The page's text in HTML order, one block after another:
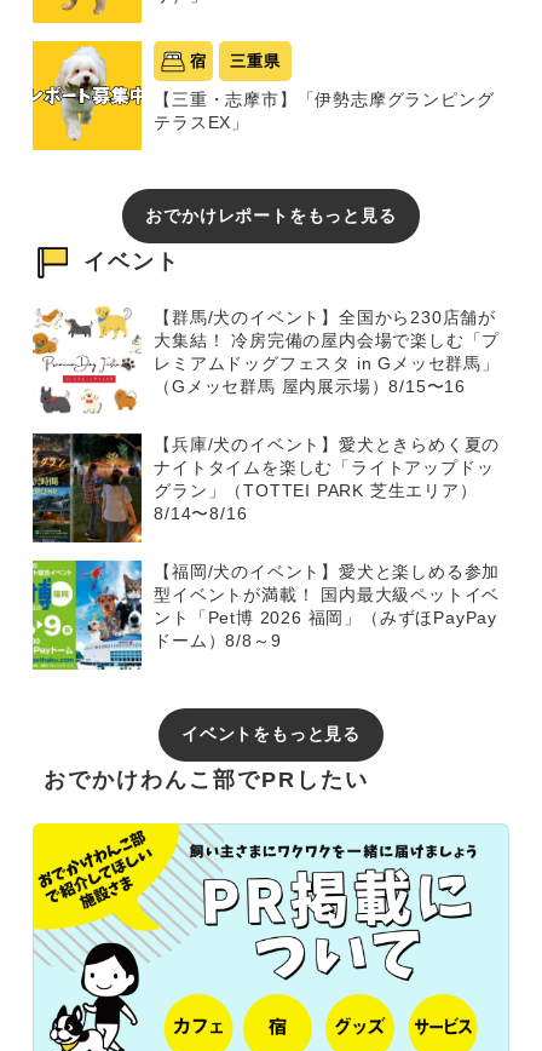
宿 三重県
【三重・志摩市】「伊勢志摩グランピング
テラスEX」
おでかけレポートをもっと見る
イベント
【群馬/犬のイベント】全国から230店舗が
大集結！ 冷房完備の屋内会場で楽しむ「プ
レミアムドッグフェスタ in Gメッセ群馬」
（Gメッセ群馬 屋内展示場）8/15〜16
【兵庫/犬のイベント】愛犬ときらめく夏の
ナイトタイムを楽しむ「ライトアップドッ
グラン」（TOTTEI PARK 芝生エリア）
8/14〜8/16
【福岡/犬のイベント】愛犬と楽しめる参加
型イベントが満載！ 国内最大級ペットイベ
ント「Pet博 2026 福岡」（みずほPayPay
ドーム）8/8～9
イベントをもっと見る
おでかけわんこ部でPRしたい